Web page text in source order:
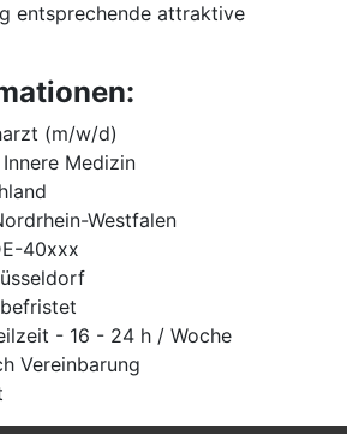
entsprechende attraktive
(m/w/d)
Medizin
Westfalen
40xxx
- 16 - 24 h / Woche
Vereinbarung